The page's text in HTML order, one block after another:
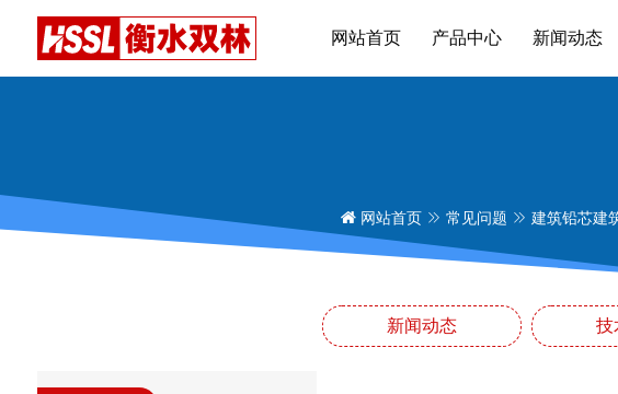
网站首页 产品中心 新闻动态
网站首页 常见问题 建筑铅芯建
新闻动态 技